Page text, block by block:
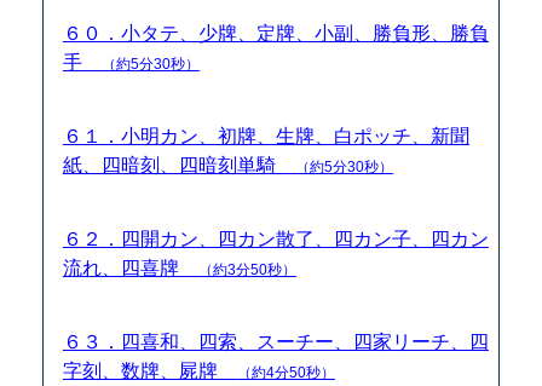
６０．小タテ、少牌、定牌、小副、勝負形、勝負
手
（約5分30秒）
６１．小明カン、初牌、生牌、白ポッチ、新聞
紙、四暗刻、四暗刻単騎
（約5分30秒）
６２．四開カン、四カン散了、四カン子、四カン
流れ、四喜牌
（約3分50秒）
６３．四喜和、四索、スーチー、四家リーチ、四
字刻、数牌、屍牌
（約4分50秒）